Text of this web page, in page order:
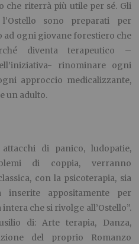
che riterrà più utile per sé. Gli
sono preparati per
ad ogni giovane forestiero che
diventa terapeutico –
rinominare ogni
approccio medicalizzante,
un adulto.
attacchi di panico, ludopatie,
di coppia, verranno
con la psicoterapia, sia
appositamente per
che si rivolge all’Ostello”.
di: Arte terapia, Danza,
del proprio Romanzo